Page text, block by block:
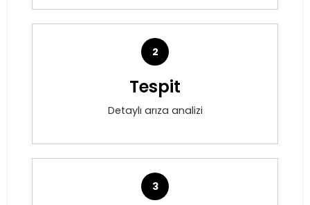
2
Tespit
Detaylı arıza analizi
3